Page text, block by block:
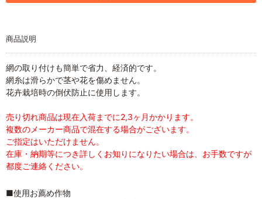
商品説明
網の取り付けも簡単で省力、経済的です。
網糸は滑らかで茎や花を傷めません。
花卉栽培時の倒伏防止に使用します。
売り切れ商品は現在入荷までに2,3ヶ月かかります。
複数のメーカー商品で混在する場合がございます。
ご指定はいただけません。
在庫・納期等につき詳しくお知りになりたい場合は、お手数ですが
都度ご連絡ください。
■使用お薦め作物